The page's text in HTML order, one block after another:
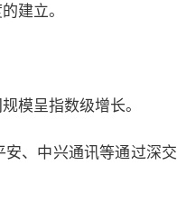
建立。
模呈指数级增长。
、中兴通讯等通过深交